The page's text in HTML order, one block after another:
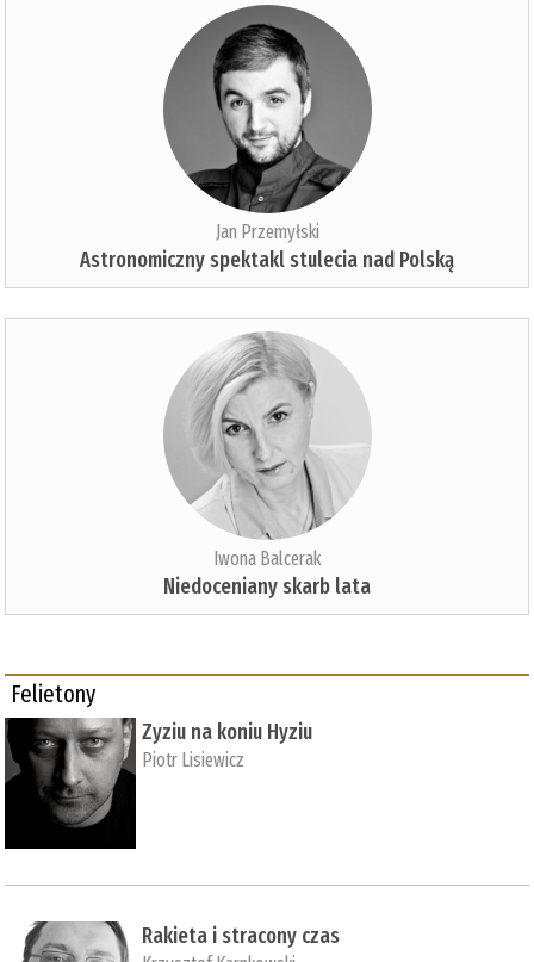
Jan Przemyłski
Astronomiczny spektakl stulecia nad Polską
Iwona Balcerak
Niedoceniany skarb lata
Felietony
Zyziu na koniu Hyziu
Piotr Lisiewicz
Rakieta i stracony czas